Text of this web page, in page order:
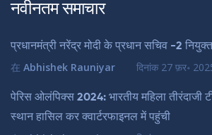
नवीनतम समाचार
प्रधानमंत्री नरेंद्र मोदी के प्रधान सचिव -2
在 Abhishek Rauniyar दिनांक 27 फ़र॰
पेरिस ओलंपिक्स 2024: भारतीय महिला तीरंदाजी
स्थान हासिल कर क्वार्टरफाइनल में पहुंची